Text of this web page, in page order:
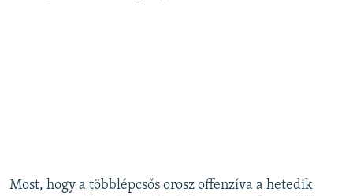
Most, hogy a többlépcsős orosz offenzíva a hetedik